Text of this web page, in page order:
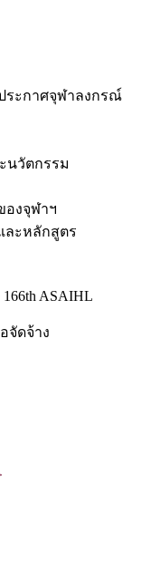
ระกาศจุฬาลงกรณ์
นวัตกรรม
องจุฬาฯ
ละหลักสูตร
166th ASAIHL
จัดจ้าง